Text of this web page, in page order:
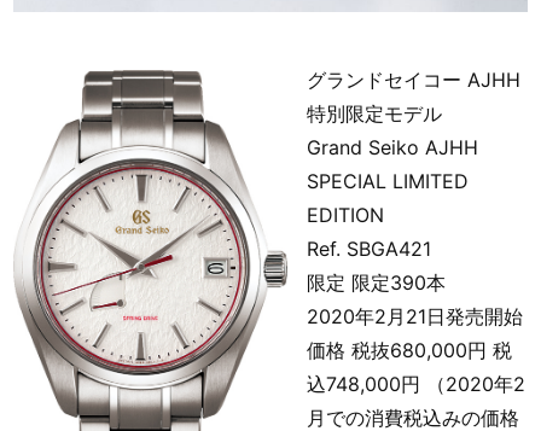
グランドセイコー AJHH
特別限定モデル
Grand Seiko AJHH
SPECIAL LIMITED
EDITION
Ref. SBGA421
限定 限定390本
2020年2月21日発売開始
価格 税抜680,000円 税
込748,000円 （2020年2
月での消費税込みの価格